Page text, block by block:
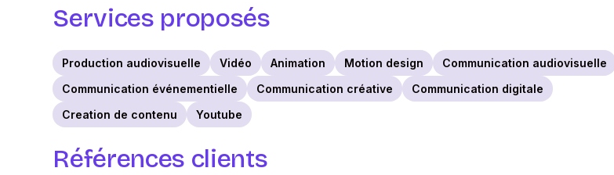
Services proposés
Production audiovisuelle Vidéo Animation Motion design
Communication audiovisuelle
Communication événementielle
Communication créative
Communication digitale
Creation de contenu
Youtube
Références clients